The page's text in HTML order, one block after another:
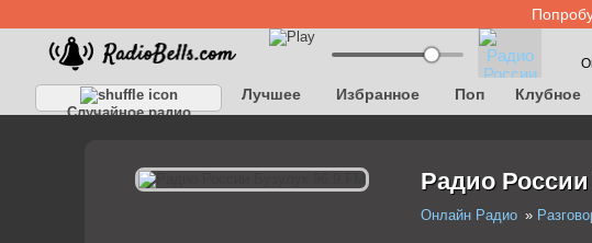
Случайное радио
Лучшее Избранное Поп Клубное
Радио России
Онлайн Радио